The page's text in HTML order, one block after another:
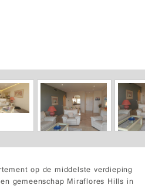
op de middelste verdieping
gemeenschap Miraflores Hills in